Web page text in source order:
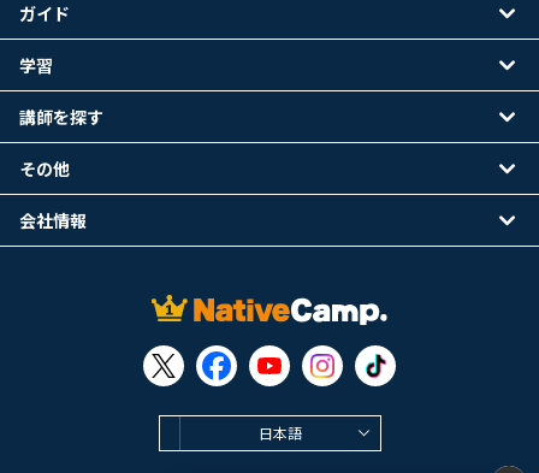
日本語
ガイド
学習
講師を探す
その他
会社情報